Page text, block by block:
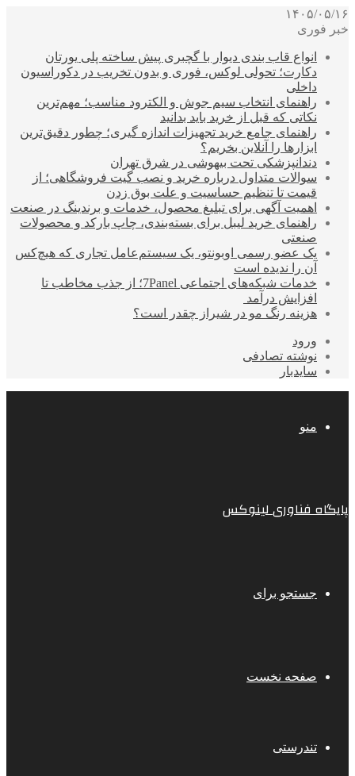
۱۴۰۵/۰۵/۱۶
خبر فوری
انواع قاب بندی دیوار با گچبری پیش ساخته پلی یورتان
دکارت؛ تحولی لوکس، فوری و بدون تخریب در دکوراسیون
داخلی
راهنمای انتخاب سیم جوش و الکترود مناسب؛ مهم‌ترین
نکاتی که قبل از خرید باید بدانید
راهنمای جامع خرید تجهیزات اندازه گیری؛ چطور دقیق‌ترین
ابزارها را آنلاین بخریم؟
دندانپزشکی تحت بیهوشی در شرق تهران
سوالات متداول درباره خرید و نصب گیت فروشگاهی؛ از
قیمت تا تنظیم حساسیت و علت بوق زدن
اهمیت آگهی برای تبلیغ محصول، خدمات و برندینگ در صنعت
راهنمای خرید لیبل برای بسته‌بندی، چاپ بارکد و محصولات
صنعتی
یک عضو رسمی اوبونتو، یک سیستم‌عامل تجاری که هیچ‌کس
آن را ندیده است
خدمات شبکه‌های اجتماعی 7Panel؛ از جذب مخاطب تا
افزایش درآمد
هزینه رنگ مو در شیراز چقدر است؟
ورود
نوشته تصادفی
سایدبار
منو
پایگاه فناوری لینوکس
جستجو برای
صفحه نخست
تندرستی